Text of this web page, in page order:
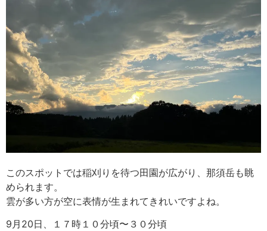
このスポットでは稲刈りを待つ田園が広がり、那須岳も眺
められます。
雲が多い方が空に表情が生まれてきれいですよね。
9月20日、１７時１０分頃〜３０分頃